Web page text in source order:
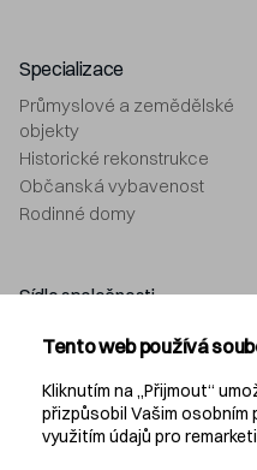
Specializace
Průmyslové a zemědělské
objekty
Historické rekonstrukce
Občanská vybavenost
Rodinné domy
Sídlo společnosti
Navláčil stavební firma, s.r.o.
Bartošova 5532
760 01 Zlín
Tento web používá
Kliknutím na „Přijmout“
přizpůsobil Vašim osobním
využitím údajů pro